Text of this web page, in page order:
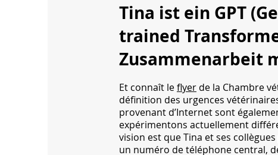
Tina ist ein GPT
trained
Zusammenarbeit
Et connaît leflyer de la Chambre
définition des urgences
provenant d’Internet sont
expérimentons actuellement
vision est que Tina et ses
un numéro de téléphone central,